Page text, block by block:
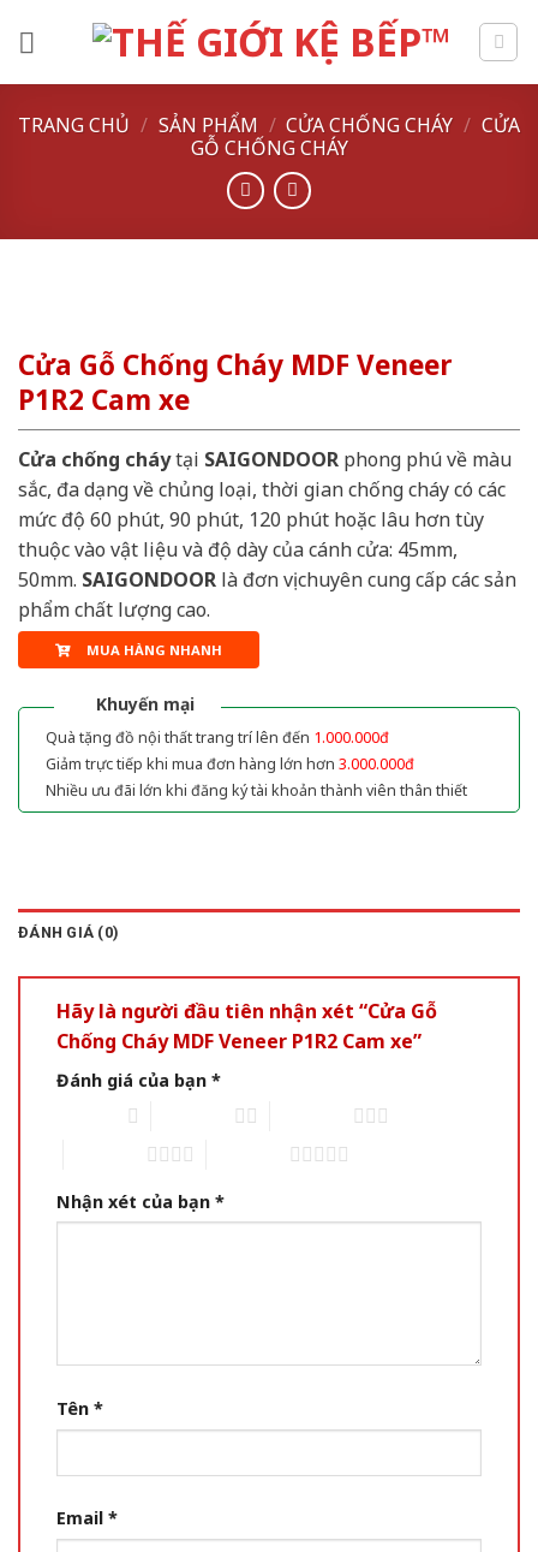
TRANG CHỦ / SẢN PHẨM / CỬA CHỐNG CHÁY / CỬA
GỖ CHỐNG CHÁY
Cửa Gỗ Chống Cháy MDF Veneer
P1R2 Cam xe
Cửa chống cháytại SAIGONDOOR phong phú về màu
sắc, đa dạng về chủng loại, thời gian chống cháy có các
mức độ 60 phút, 90 phút, 120 phút hoặc lâu hơn tùy
thuộc vào vật liệu và độ dày của cánh cửa: 45mm,
50mm. SAIGONDOOR là đơn vị chuyên cung cấp các sản
phẩm chất lượng cao.
MUA HÀNG NHANH
Khuyến mại
Quà tặng đồ nội thất trang trí lên đến 1.000.000đ
Giảm trực tiếp khi mua đơn hàng lớn hơn 3.000.000đ
Nhiều ưu đãi lớn khi đăng ký tài khoản thành viên thân thiết
ĐÁNH GIÁ (0)
Hãy là người đầu tiên nhận xét “Cửa Gỗ
Chống Cháy MDF Veneer P1R2 Cam xe”
Đánh giá của bạn *
Nhận xét của bạn *
Tên *
Email *